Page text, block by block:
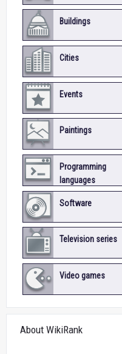
Buildings
Cities
Events
Paintings
Programming
languages
Software
Television series
Video games
About WikiRank